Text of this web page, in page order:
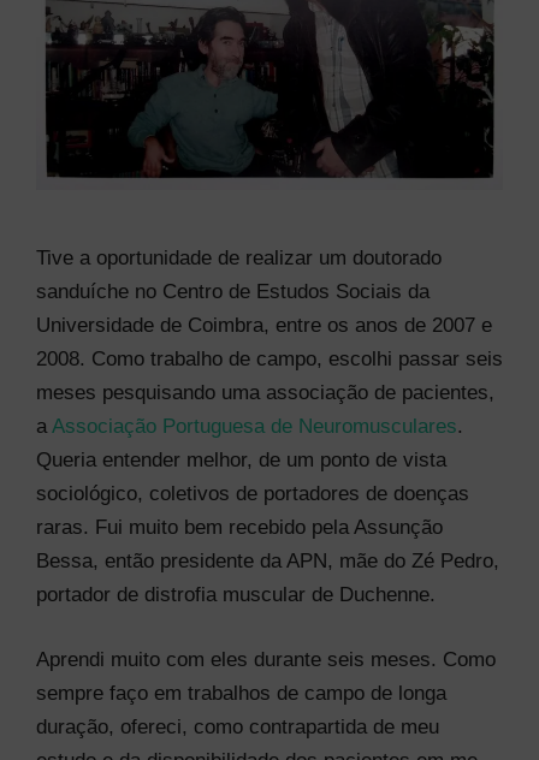
Tive a oportunidade de realizar um doutorado
sanduíche no Centro de Estudos Sociais da
Universidade de Coimbra, entre os anos de 2007 e
2008. Como trabalho de campo, escolhi passar seis
meses pesquisando uma associação de pacientes,
aAssociação Portuguesa de Neuromusculares.
Queria entender melhor, de um ponto de vista
sociológico, coletivos de portadores de doenças
raras. Fui muito bem recebido pela Assunção
Bessa, então presidente da APN, mãe do Zé Pedro,
portador de distrofia muscular de Duchenne.
Aprendi muito com eles durante seis meses. Como
sempre faço em trabalhos de campo de longa
duração, ofereci, como contrapartida de meu